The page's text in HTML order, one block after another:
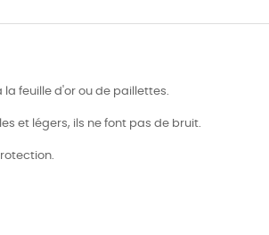
feuille d'or ou de paillettes.
et légers, ils ne font pas de bruit.